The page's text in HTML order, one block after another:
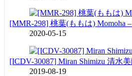
[MMR-298] 桃葉(ももは) Momoha
2020-05-15
[ICDV-30087] Miran Shimizu 清水
2019-08-19